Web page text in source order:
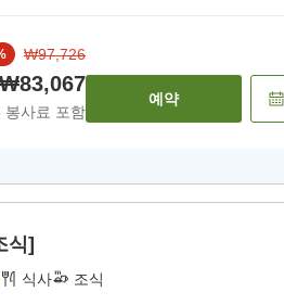
₩97,726
₩83,067
봉사료 포함
예약
식]
식사 조식